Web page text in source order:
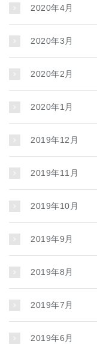
2020年4月
2020年3月
2020年2月
2020年1月
2019年12月
2019年11月
2019年10月
2019年9月
2019年8月
2019年7月
2019年6月